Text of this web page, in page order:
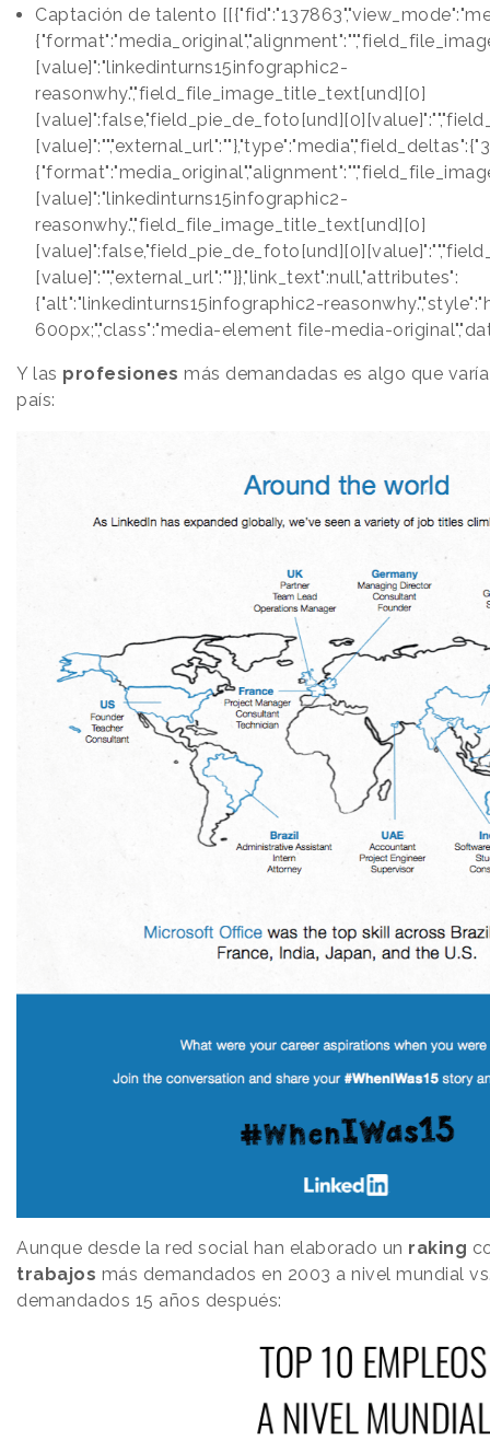
Captación de talento
[value]":"linkedinturns15infographic2-
reasonwhy.","field_file_image_title_text[und][0]
[value]":"linkedinturns15infographic2-
reasonwhy.","field_file_image_title_text[und][0]
[value]":"","external_url":""}},"link_text":null,"attributes":
{"alt":"linkedinturns15infographic2-
600px;","class":"media-element file-media-
Y las profesiones más demandadas es algo que
país:
Aunque desde la red social han elaborado un raking
trabajos más demandados en 2003 a nivel mundial
demandados 15 años después: